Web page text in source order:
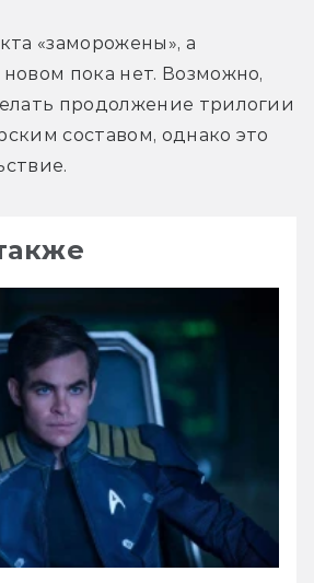
«заморожены», а
пока нет. Возможно,
продолжение трилогии
составом, однако это